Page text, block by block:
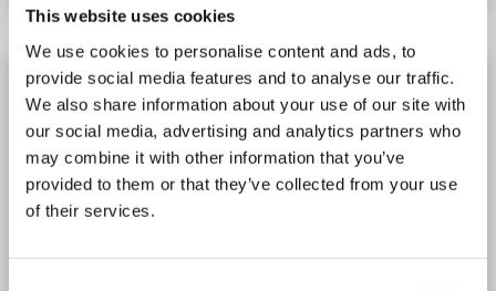
This website uses cookies
We use cookies to personalise content and ads, to
provide social media features and to analyse our traffic.
We also share information about your use of our site with
our social media, advertising and analytics partners who
may combine it with other information that you’ve
provided to them or that they’ve collected from your use
of their services.
CHIC2 anticorps (AA 138-165) (Biotin)
CHIC2 Reactivité: Humain, Souris
WB, ELISA
Hôte: Lapin
Polyclonal Biotin
N° du produit ABIN1966912
Fiche technique Détails